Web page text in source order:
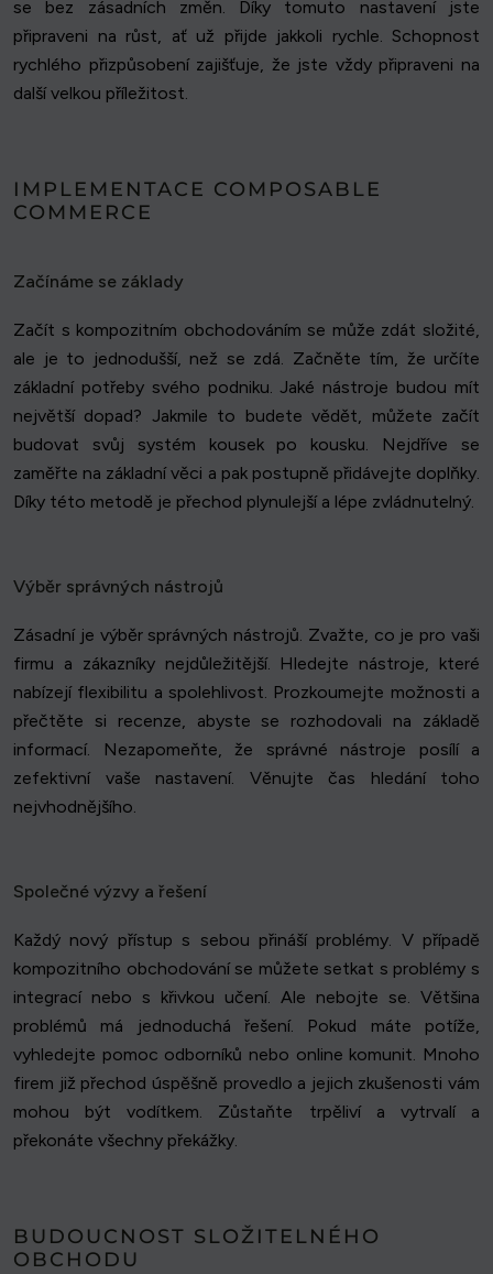
se bez zásadních změn. Díky tomuto nastavení jste
připraveni na růst, ať už přijde jakkoli rychle. Schopnost
rychlého přizpůsobení zajišťuje, že jste vždy připraveni na
další velkou příležitost.
IMPLEMENTACE COMPOSABLE
COMMERCE
Začínáme se základy
Začít s kompozitním obchodováním se může zdát složité,
ale je to jednodušší, než se zdá. Začněte tím, že určíte
základní potřeby svého podniku. Jaké nástroje budou mít
největší dopad? Jakmile to budete vědět, můžete začít
budovat svůj systém kousek po kousku. Nejdříve se
zaměřte na základní věci a pak postupně přidávejte doplňky.
Díky této metodě je přechod plynulejší a lépe zvládnutelný.
Výběr správných nástrojů
Zásadní je výběr správných nástrojů. Zvažte, co je pro vaši
firmu a zákazníky nejdůležitější. Hledejte nástroje, které
nabízejí flexibilitu a spolehlivost. Prozkoumejte možnosti a
přečtěte si recenze, abyste se rozhodovali na základě
informací. Nezapomeňte, že správné nástroje posílí a
zefektivní vaše nastavení. Věnujte čas hledání toho
nejvhodnějšího.
Společné výzvy a řešení
Každý nový přístup s sebou přináší problémy. V případě
kompozitního obchodování se můžete setkat s problémy s
integrací nebo s křivkou učení. Ale nebojte se. Většina
problémů má jednoduchá řešení. Pokud máte potíže,
vyhledejte pomoc odborníků nebo online komunit. Mnoho
firem již přechod úspěšně provedlo a jejich zkušenosti vám
mohou být vodítkem. Zůstaňte trpěliví a vytrvalí a
překonáte všechny překážky.
BUDOUCNOST SLOŽITELNÉHO
OBCHODU